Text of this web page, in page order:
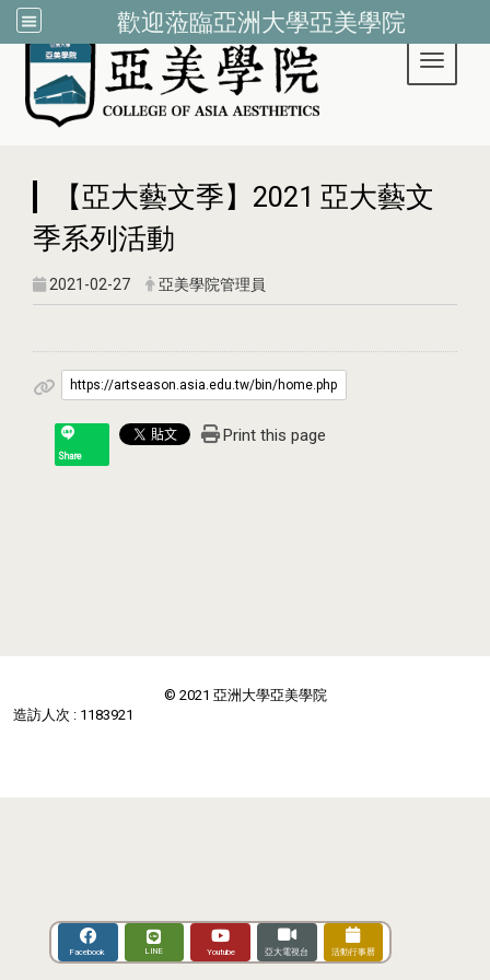
歡迎蒞臨亞洲大學亞美學院
Toggle
Facebook LINE Youtube 亞大電視台 活動行事曆
【亞大藝文季】2021 亞大藝文
季系列活動
2021-02-27 亞美學院管理員
https://artseason.asia.edu.tw/bin/home.php
Share
Print this page
© 2021 亞洲大學亞美學院
造訪人次 : 1183921